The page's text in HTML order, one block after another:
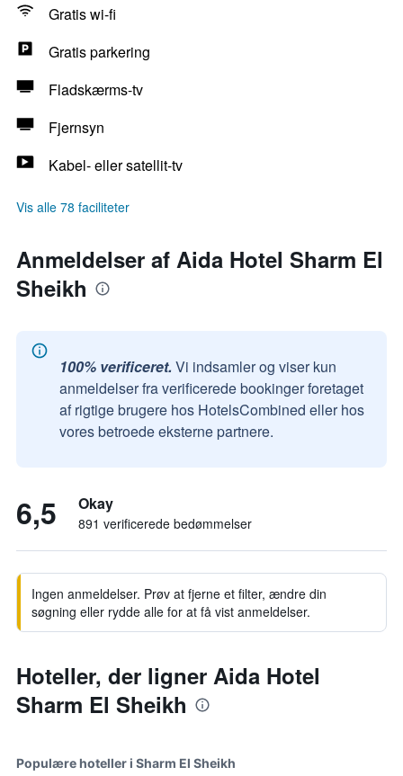
Gratis wi-fi
Gratis parkering
Fladskærms-tv
Fjernsyn
Kabel- eller satellit-tv
Vis alle 78 faciliteter
Anmeldelser af Aida Hotel Sharm El
Sheikh
100% verificeret. Vi indsamler og viser kun
anmeldelser fra verificerede bookinger foretaget
af rigtige brugere hos HotelsCombined eller hos
vores betroede eksterne partnere.
6,5 Okay
891 verificerede bedømmelser
Ingen anmeldelser. Prøv at fjerne et filter, ændre din
søgning eller rydde alle for at få vist anmeldelser.
Hoteller, der ligner Aida Hotel
Sharm El Sheikh
Populære hoteller i Sharm El Sheikh